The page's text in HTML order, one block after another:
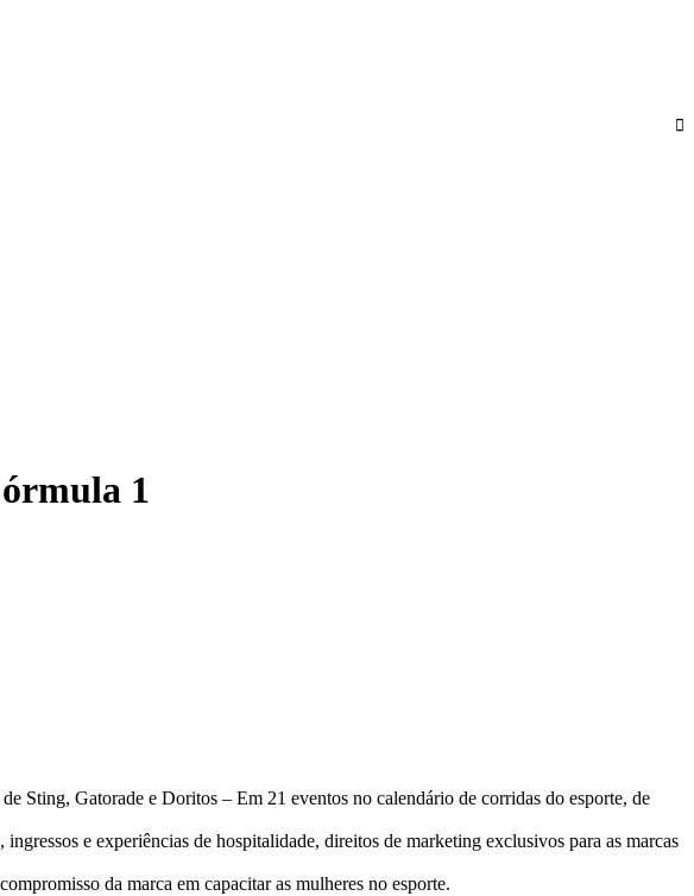
1
Sting, Gatorade e Doritos – Em 21 eventos no calendário de corridas do esporte, de
e experiências de hospitalidade, direitos de marketing exclusivos para as marcas
da marca em capacitar as mulheres no esporte.